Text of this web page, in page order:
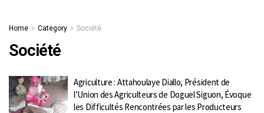
Home Category Société
Société
Agriculture : Attahoulaye Diallo, Président de
l’Union des Agriculteurs de Doguel Siguon, Évoque
les Difficultés Rencontrées par les Producteurs